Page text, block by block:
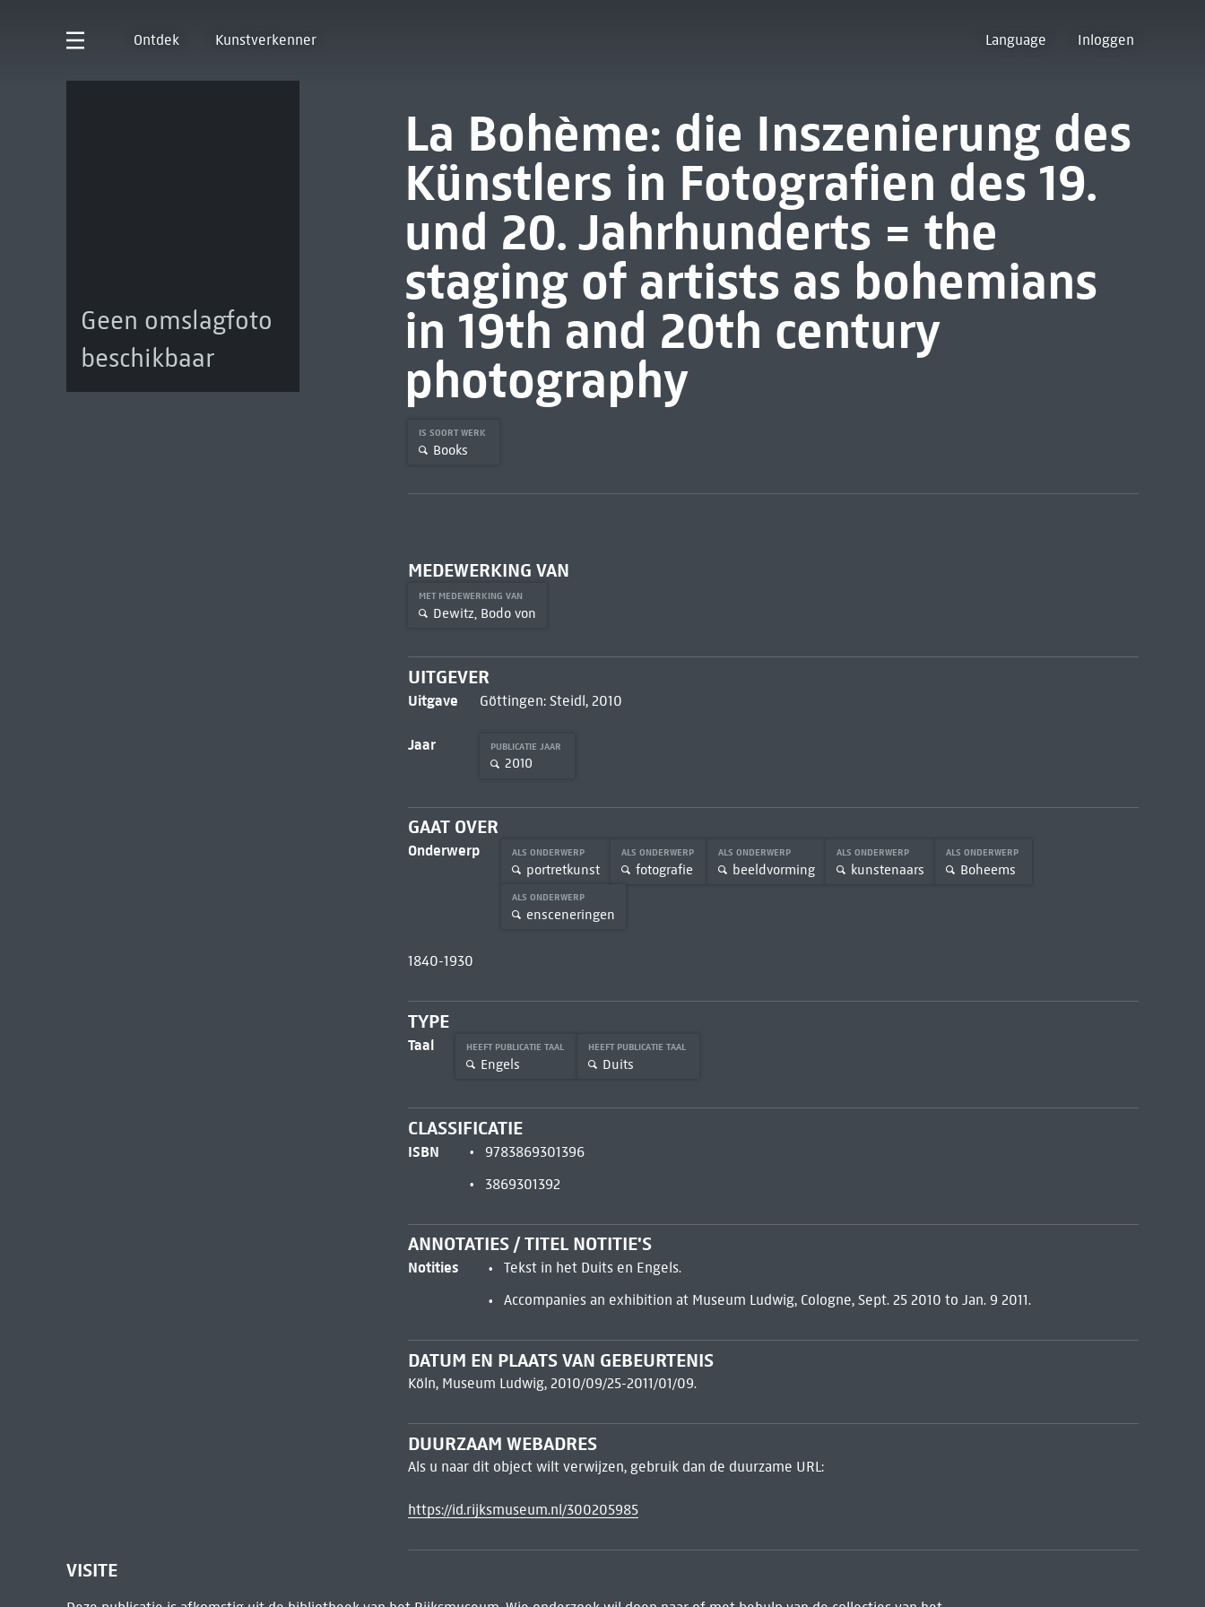
Ontdek Kunstverkenner Language Inloggen
Geen omslagfoto
beschikbaar
La Bohème: die Inszenierung des
Künstlers in Fotografien des 19.
und 20. Jahrhunderts = the
staging of artists as bohemians
in 19th and 20th century
photography
IS SOORT WERK
Books
MEDEWERKING VAN
MET MEDEWERKING VAN
Dewitz, Bodo von
UITGEVER
Uitgave Göttingen: Steidl, 2010
Jaar PUBLICATIE JAAR
2010
GAAT OVER
Onderwerp ALS ONDERWERP
portretkunst
ALS ONDERWERP
fotografie
ALS ONDERWERP
beeldvorming
ALS ONDERWERP
kunstenaars
ALS ONDERWERP
Boheems
ALS ONDERWERP
ensceneringen
1840-1930
TYPE
Taal HEEFT PUBLICATIE TAAL
Engels
HEEFT PUBLICATIE TAAL
Duits
CLASSIFICATIE
ISBN
9783869301396
3869301392
ANNOTATIES / TITEL NOTITIE'S
Notities
Tekst in het Duits en Engels.
Accompanies an exhibition at Museum Ludwig, Cologne, Sept. 25 2010 to Jan. 9 2011.
DATUM EN PLAATS VAN GEBEURTENIS
Köln, Museum Ludwig, 2010/09/25-2011/01/09.
DUURZAAM WEBADRES
Als u naar dit object wilt verwijzen, gebruik dan de duurzame URL:
https://id.rijksmuseum.nl/300205985
VISITE